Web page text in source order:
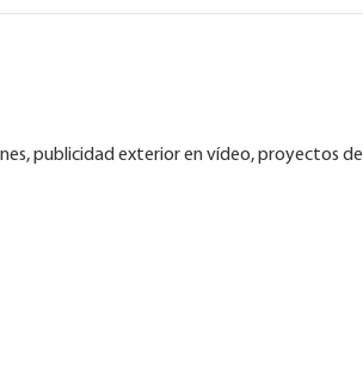
publicidad exterior en vídeo, proyectos de